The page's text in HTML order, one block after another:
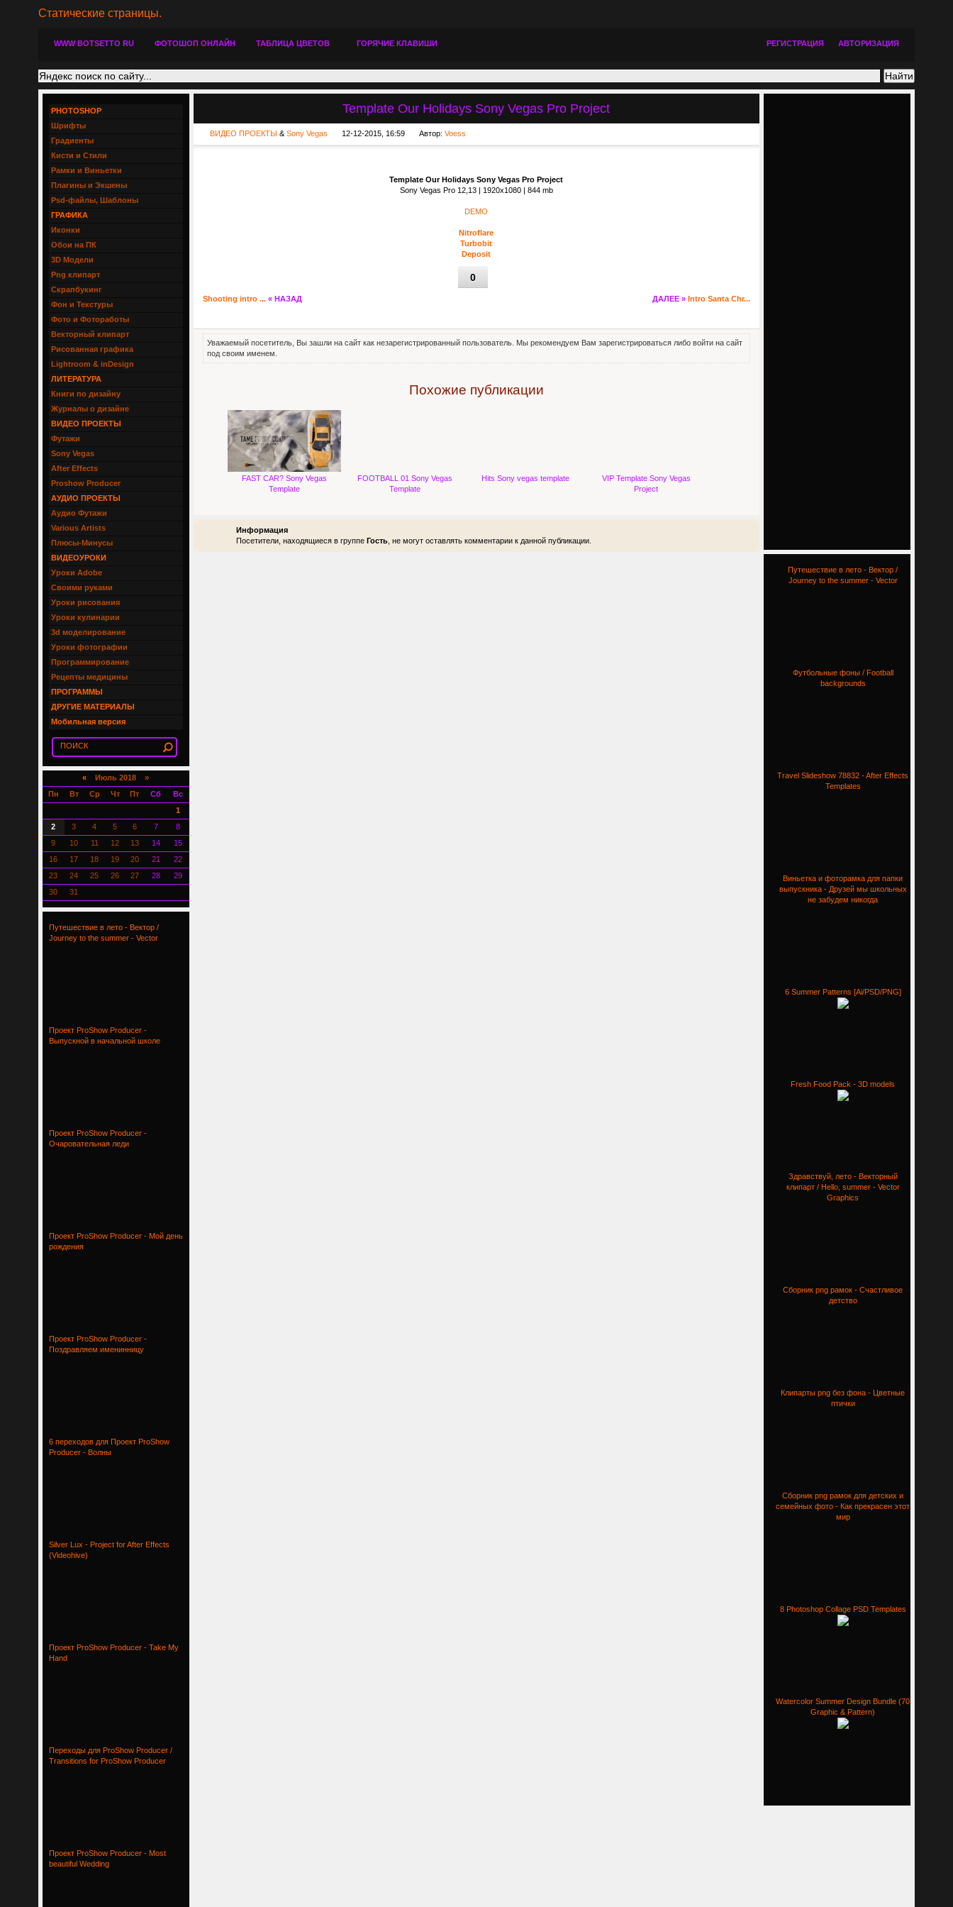
Статические страницы.
WWW BOTSETTO RU ФОТОШОП ОНЛАЙН ТАБЛИЦА ЦВЕТОВ ГОРЯЧИЕ КЛАВИШИ РЕГИСТРАЦИЯ АВТОРИЗАЦИЯ
Template Our Holidays Sony Vegas Pro Project
ВИДЕО ПРОЕКТЫ & Sony Vegas 12-12-2015, 16:59 Автор: Voess
Template Our Holidays Sony Vegas Pro Project
Sony Vegas Pro 12,13 | 1920x1080 | 844 mb
DEMO
Nitroflare
Turbobit
Deposit
0
Shooting intro ... « НАЗАД ДАЛЕЕ » Intro Santa Chr...
Уважаемый посетитель, Вы зашли на сайт как незарегистрированный пользователь. Мы рекомендуем Вам зарегистрироваться либо войти на сайт
под своим именем.
Похожие публикации
FAST CAR? Sony Vegas
Template
FOOTBALL 01 Sony Vegas
Template
Hits Sony vegas template
VIP Template Sony Vegas
Project
Информация
Посетители, находящиеся в группе Гость, не могут оставлять комментарии к данной публикации.
Путешествие в лето - Вектор /
Journey to the summer - Vector
Футбольные фоны / Football
backgrounds
Travel Slideshow 78832 - After Effects
Templates
Виньетка и фоторамка для папки
выпускника - Друзей мы школьных
не забудем никогда
6 Summer Patterns [Ai/PSD/PNG]
Fresh Food Pack - 3D models
Здравствуй, лето - Векторный
клипарт / Hello, summer - Vector
Graphics
Сборник png рамок - Счастливое
детство
Клипарты png без фона - Цветные
птички
Сборник png рамок для детских и
семейных фото - Как прекрасен этот
мир
8 Photoshop Collage PSD Templates
Watercolor Summer Design Bundle (70
Graphic & Pattern)
PHOTOSHOP
Шрифты
Градиенты
Кисти и Стили
Рамки и Виньетки
Плагины и Экшены
Psd-файлы, Шаблоны
ГРАФИКА
Иконки
Обои на ПК
3D Модели
Png клипарт
Скрапбукинг
Фон и Текстуры
Фото и Фотоработы
Векторный клипарт
Рисованная графика
Lightroom & inDesign
ЛИТЕРАТУРА
Книги по дизайну
Журналы о дизайне
ВИДЕО ПРОЕКТЫ
Футажи
Sony Vegas
After Effects
Proshow Producer
АУДИО ПРОЕКТЫ
Аудио Футажи
Various Artists
Плюсы-Минусы
ВИДЕОУРОКИ
Уроки Adobe
Своими руками
Уроки рисования
Уроки кулинарии
3d моделирование
Уроки фотографии
Программирование
Рецепты медицины
ПРОГРАММЫ
ДРУГИЕ МАТЕРИАЛЫ
Мобильная версия
« Июль 2018 »
Пн
Вт Ср Чт Пт Сб
Вс
1
2
3 4 5 6 7
8
9
10 11 12 13 14
15
16
17 18 19 20 21
22
23
24 25 26 27 28
29
30
31
Путешествие в лето - Вектор /
Journey to the summer - Vector
Проект ProShow Producer -
Выпускной в начальной школе
Проект ProShow Producer -
Очаровательная леди
Проект ProShow Producer - Мой день
рождения
Проект ProShow Producer -
Поздравляем именинницу
6 переходов для Проект ProShow
Producer - Волны
Silver Lux - Project for After Effects
(Videohive)
Проект ProShow Producer - Take My
Hand
Переходы для ProShow Producer /
Transitions for ProShow Producer
Проект ProShow Producer - Most
beautiful Wedding